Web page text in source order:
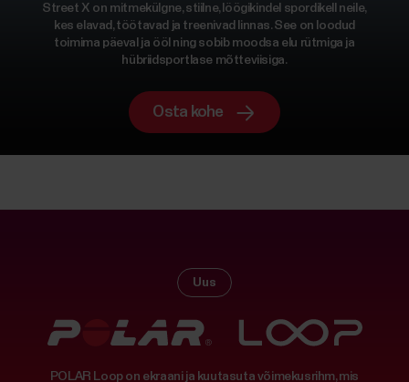
Street X on mitmekülgne, stiilne, löögikindel spordikell neile,
kes elavad, töötavad ja treenivad linnas. See on loodud
toimima päeval ja ööl ning sobib moodsa elu rütmiga ja
hübriidsportlase mõtteviisiga.
Osta kohe
Uus
POLAR Loop on ekraani ja kuutasuta võimekusrihm, mis